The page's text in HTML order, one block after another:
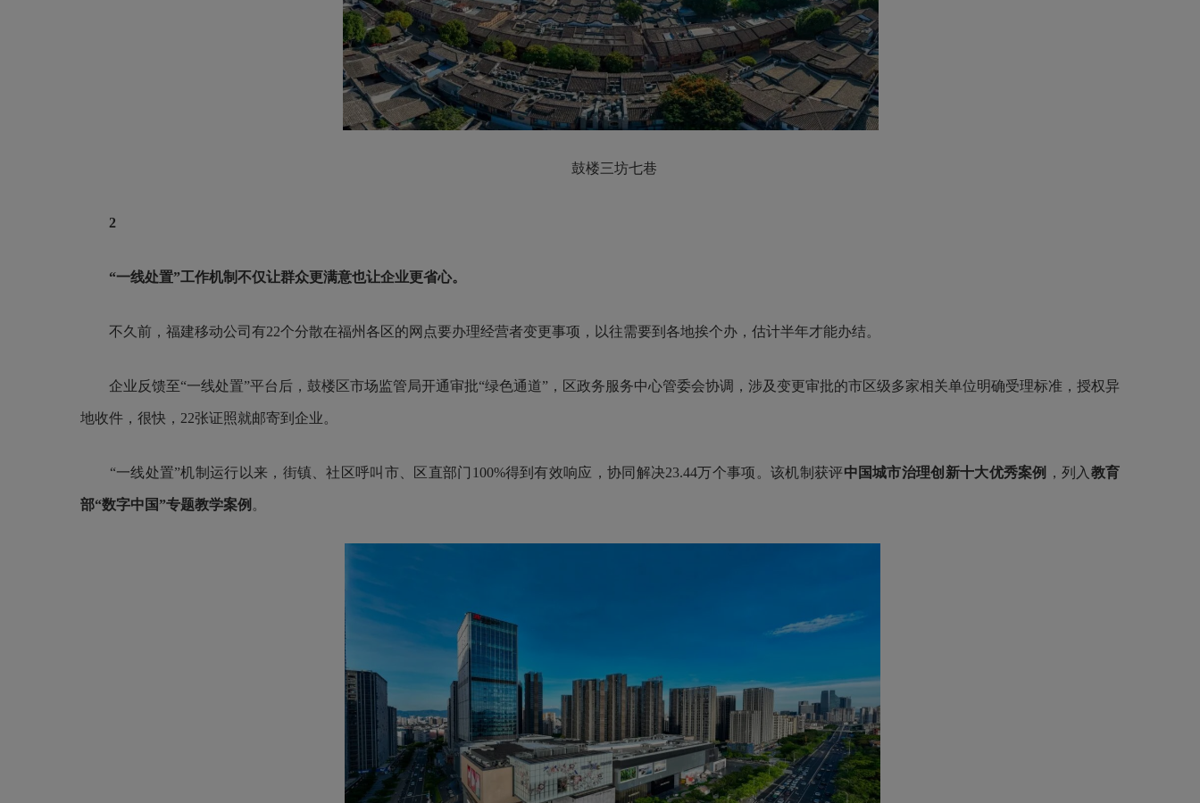
鼓楼三坊七巷
2
“一线处置”工作机制不仅让群众更满意也让企业更省心。
不久前，福建移动公司有22个分散在福州各区的网点要办理经营者变更事项，以往需要到各地挨个办，估计半年才能办结。
企业反馈至“一线处置”平台后，鼓楼区市场监管局开通审批“绿色通道”，区政务服务中心管委会协调，涉及变更审批的市区级多家相关单位明确受理标准，授权异
地收件，很快，22张证照就邮寄到企业。
“一线处置”机制运行以来，街镇、社区呼叫市、区直部门100%得到有效响应，协同解决23.44万个事项。该机制获评中国城市治理创新十大优秀案例 ，列入 教育
部“数字中国”专题教学案例 。